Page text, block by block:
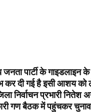
जनता पार्टी के
कर दी गई है इसी आशय
निर्वाचन प्रभारी
गण बैठक में पहुंचकर